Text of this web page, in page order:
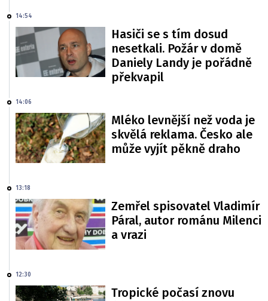
14:54
Hasiči se s tím dosud
nesetkali. Požár v domě
Daniely Landy je pořádně
překvapil
14:06
Mléko levnější než voda je
skvělá reklama. Česko ale
může vyjít pěkně draho
13:18
Zemřel spisovatel Vladimír
Páral, autor románu Milenci
a vrazi
12:30
Tropické počasí znovu